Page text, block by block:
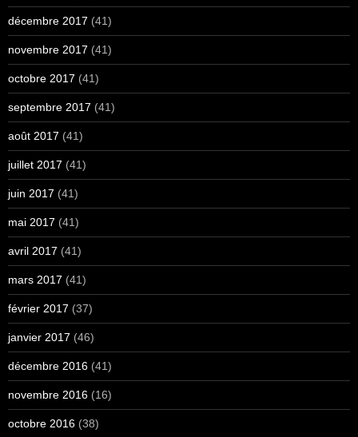
décembre 2017 (41)
novembre 2017 (41)
octobre 2017 (41)
septembre 2017 (41)
août 2017 (41)
juillet 2017 (41)
juin 2017 (41)
mai 2017 (41)
avril 2017 (41)
mars 2017 (41)
février 2017 (37)
janvier 2017 (46)
décembre 2016 (41)
novembre 2016 (16)
octobre 2016 (38)